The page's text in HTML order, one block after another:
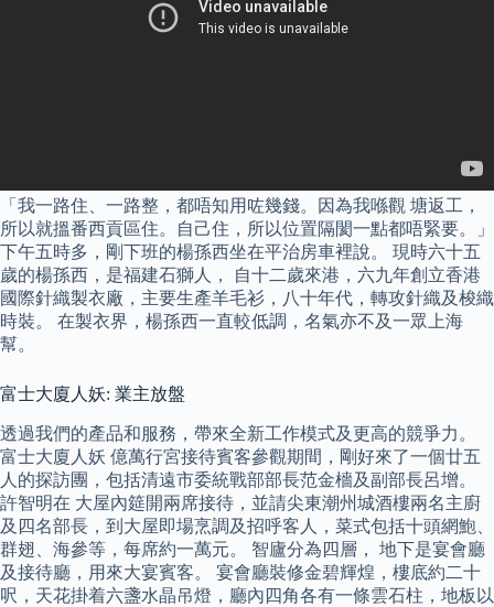
「我一路住、一路整，都唔知用咗幾錢。因為我喺觀 塘返工，
所以就搵番西貢區住。自己住，所以位置隔閡一點都唔緊要。」
下午五時多，剛下班的楊孫西坐在平治房車裡說。 現時六十五
歲的楊孫西，是福建石獅人， 自十二歲來港，六九年創立香港
國際針織製衣廠，主要生產羊毛衫，八十年代，轉攻針織及梭織
時裝。 在製衣界，楊孫西一直較低調，名氣亦不及一眾上海
幫。
富士大廈人妖: 業主放盤
透過我們的產品和服務，帶來全新工作模式及更高的競爭力。
富士大廈人妖 億萬行宮接待賓客參觀期間，剛好來了一個廿五
人的探訪團，包括清遠市委統戰部部長范金檣及副部長呂增。
許智明在 大屋內筵開兩席接待，並請尖東潮州城酒樓兩名主廚
及四名部長，到大屋即場烹調及招呼客人，菜式包括十頭網鮑、
群翅、海參等，每席約一萬元。 智廬分為四層， 地下是宴會廳
及接待廳，用來大宴賓客。 宴會廳裝修金碧輝煌，樓底約二十
呎，天花掛着六盞水晶吊燈，廳內四角各有一條雲石柱，地板以